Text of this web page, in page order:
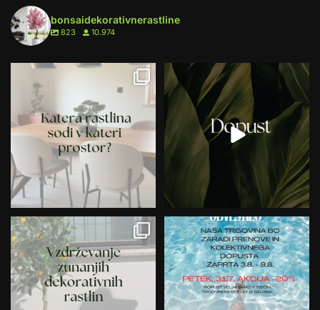
bonsaidekorativnerastline
823 10.974